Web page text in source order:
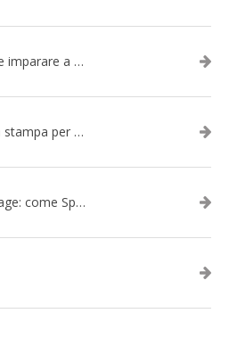
Speak Elevator Pitch: come imparare a gestire una presentazione in inglese
SPEAK TIPS | La rassegna stampa per migliorare l’inglese - febbraio 2026
Speaking the Same Language: come Speak aiuta a rafforzare i team attraverso il Team Building in inglese